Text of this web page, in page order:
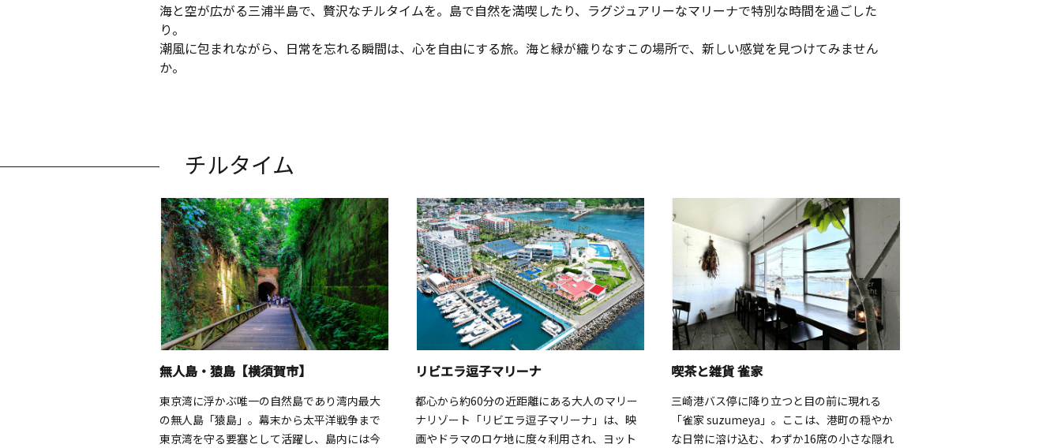
海と空が広がる三浦半島で、贅沢なチルタイムを。島で自然を満喫したり、ラグジュアリーなマリーナで特別な時間を過ごした
り。
潮風に包まれながら、日常を忘れる瞬間は、心を自由にする旅。海と緑が織りなすこの場所で、新しい感覚を見つけてみません
か。
チルタイム
無人島・猿島【横須賀市】
東京湾に浮かぶ唯一の自然島であり湾内最大
の無人島「猿島」。幕末から太平洋戦争まで
東京湾を守る要塞として活躍し、島内には今
リビエラ逗子マリーナ
都心から約60分の近距離にある大人のマリー
ナリゾート「リビエラ逗子マリーナ」は、映
画やドラマのロケ地に度々利用され、ヨット
喫茶と雑貨 雀家
三崎港バス停に降り立つと目の前に現れる
「雀家 suzumeya」。ここは、港町の穏やか
な日常に溶け込む、わずか16席の小さな隠れ